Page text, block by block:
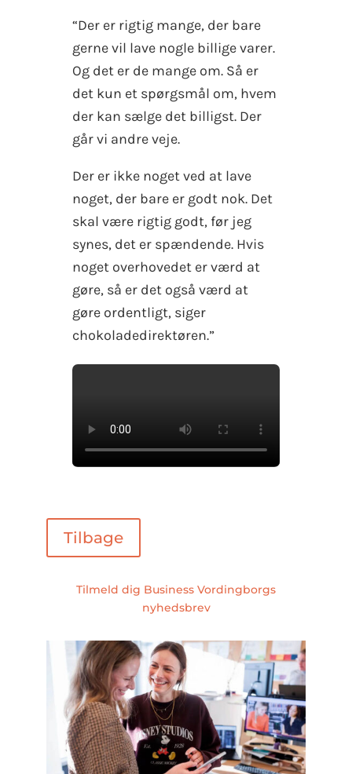
“Der er rigtig mange, der bare
gerne vil lave nogle billige varer.
Og det er de mange om. Så er
det kun et spørgsmål om, hvem
der kan sælge det billigst. Der
går vi andre veje.
Der er ikke noget ved at lave
noget, der bare er godt nok. Det
skal være rigtig godt, før jeg
synes, det er spændende. Hvis
noget overhovedet er værd at
gøre, så er det også værd at
gøre ordentligt, siger
chokoladedirektøren.”
Tilbage
Tilmeld dig Business Vordingborgs
nyhedsbrev